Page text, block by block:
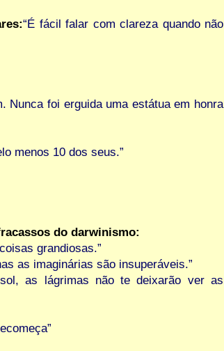
“É fácil falar com clareza quando não
Nunca foi erguida uma estátua em honra
menos 10 dos seus.”
do darwinismo:
grandiosas.”
as imaginárias são insuperáveis.”
as lágrimas não te deixarão ver as